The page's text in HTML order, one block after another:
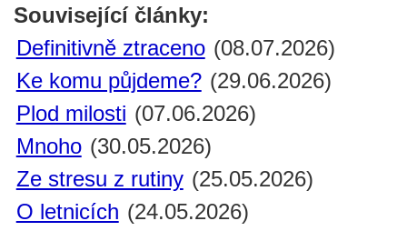
Související články:
Definitivně ztraceno (08.07.2026)
Ke komu půjdeme? (29.06.2026)
Plod milosti (07.06.2026)
Mnoho (30.05.2026)
Ze stresu z rutiny (25.05.2026)
O letnicích (24.05.2026)